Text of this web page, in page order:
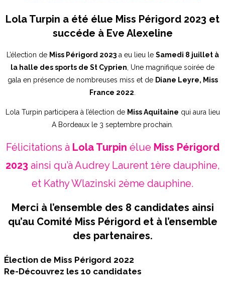
Lola Turpin a été élue Miss Périgord 2023 et
succéde à Eve Alexeline
L’élection de Miss Périgord 2023a eu lieu le Samedi 8 juillet à
la halle des sports de St Cyprien , Une magnifique soirée de
gala en présence de nombreuses miss et de Diane Leyre, Miss
France 2022
Lola Turpin participera à l’élection de Miss Aquitaine qui aura lieu
A Bordeaux le 3 septembre prochain.
Félicitations à Lola Turpin élue Miss Périgord
2023 ainsi qu’à Audrey Laurent 1ère dauphine,
et Kathy Wlazinski 2ème dauphine.
Merci à l’ensemble des 8 candidates ainsi
qu’au Comité Miss Périgord et à l’ensemble
des partenaires.
Élection de Miss Périgord 2022
Re-Découvrez les 10 candidates